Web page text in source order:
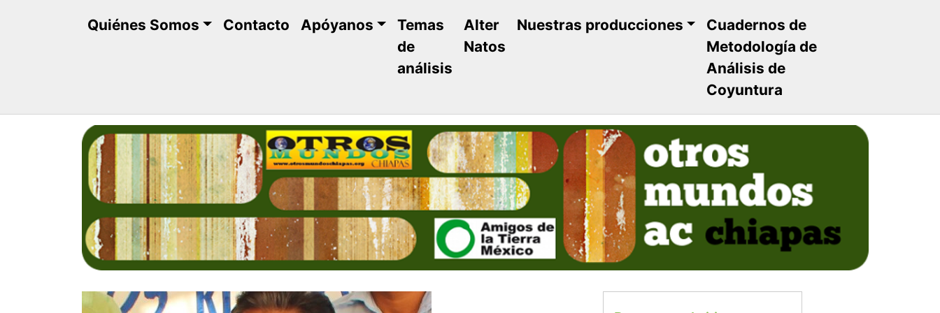
Quiénes Somos Contacto Apóyanos
Temas
de
análisis
Alter
Natos
Nuestras producciones
Cuadernos de
Metodología de
Análisis de
Coyuntura